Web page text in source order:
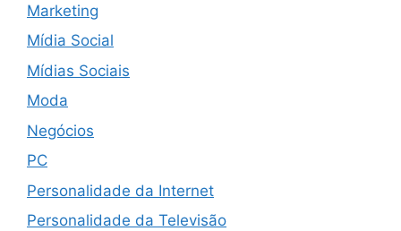
Marketing
Mídia Social
Mídias Sociais
Moda
Negócios
PC
Personalidade da Internet
Personalidade da Televisão